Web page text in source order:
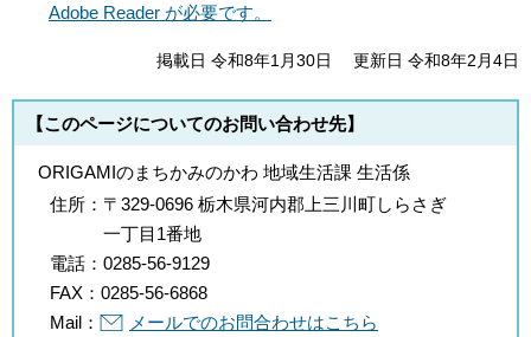
Adobe Reader が必要です。
掲載日 令和8年1月30日 更新日 令和8年2月4日
【このページについてのお問い合わせ先】
ORIGAMIのまちかみのかわ 地域生活課 生活係
住所： 〒329-0696 栃木県河内郡上三川町しらさぎ
一丁目1番地
電話： 0285-56-9129
FAX： 0285-56-6868
Mail：
メールでのお問合わせはこちら